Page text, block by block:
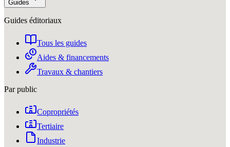
Guides
Guides éditoriaux
Tous les guides
Aides & financements
Travaux & chantiers
Par public
Copropriétés
Tertiaire
Industrie